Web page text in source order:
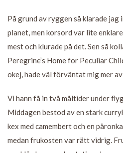
På grund av ryggen så klarade
planet, men korsord var lite
mest och klurade på det. Sen så
Peregrine’s Home for Peculiar
okej, hade väl förväntat mig mer av
Vi hann få in två måltider under
Middagen bestod av en stark
kex med camembert och en
medan frukosten var rätt vidrig.